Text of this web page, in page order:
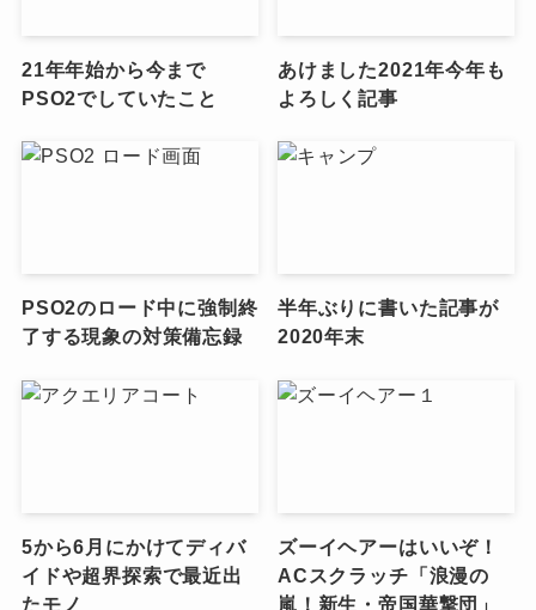
21年年始から今まで
PSO2でしていたこと
あけました2021年今年も
よろしく記事
PSO2のロード中に強制終
了する現象の対策備忘録
半年ぶりに書いた記事が
2020年末
5から6月にかけてディバ
イドや超界探索で最近出
たモノ
ズーイヘアーはいいぞ！
ACスクラッチ「浪漫の
嵐！新生・帝国華撃団」